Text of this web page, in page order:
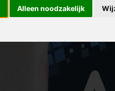
Alleen noodzakelijk